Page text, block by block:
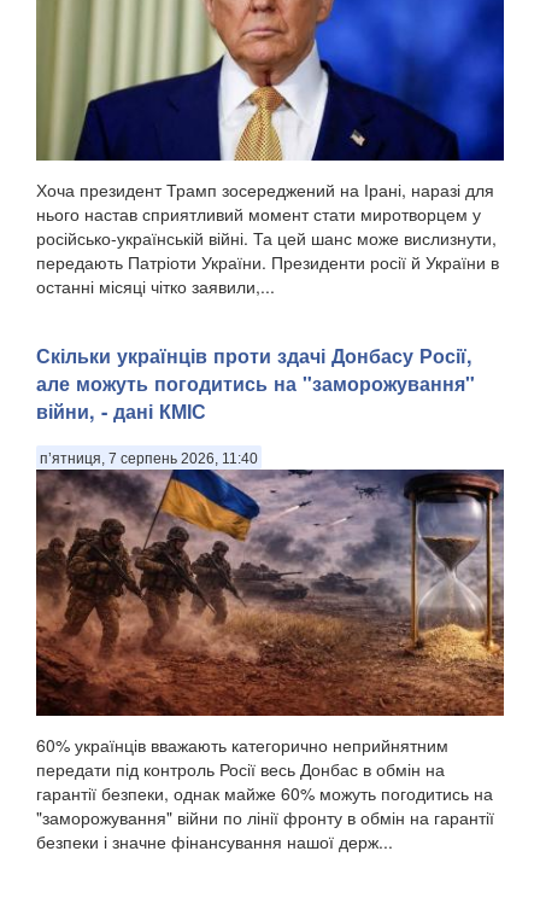
Хоча президент Трамп зосереджений на Ірані, наразі для
нього настав сприятливий момент стати миротворцем у
російсько-українській війні. Та цей шанс може вислизнути,
передають Патріоти України. Президенти росії й України в
останні місяці чітко заявили,...
Скільки українців проти здачі Донбасу Росії,
але можуть погодитись на "заморожування"
війни, - дані КМІС
п’ятниця, 7 серпень 2026, 11:40
60% українців вважають категорично неприйнятним
передати під контроль Росії весь Донбас в обмін на
гарантії безпеки, однак майже 60% можуть погодитись на
"заморожування" війни по лінії фронту в обмін на гарантії
безпеки і значне фінансування нашої держ...